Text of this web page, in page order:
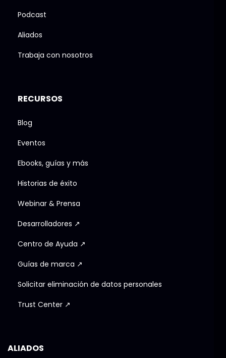
Podcast
Aliados
Trabaja con nosotros
RECURSOS
Blog
Eventos
Ebooks, guías y más
Historias de éxito
Webinar & Prensa
Desarrolladores ↗
Centro de Ayuda ↗
Guías de marca ↗
Solicitar eliminación de datos personales
Trust Center ↗
ALIADOS